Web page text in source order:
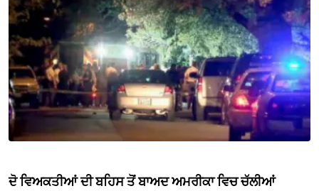
ਦੋ ਵਿਅਕਤੀਆਂ ਦੀ ਬਹਿਸ ਤੋਂ ਬਾਅਦ ਅਮਰੀਕਾ ਵਿਚ ਚੱਲੀਆਂ